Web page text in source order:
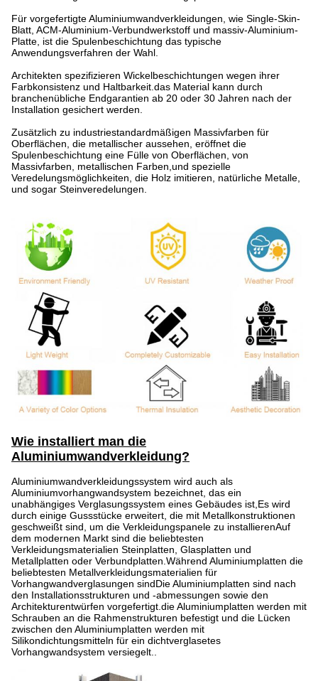
Für vorgefertigte Aluminiumwandverkleidungen, wie Single-Skin-
Blatt, ACM-Aluminium-Verbundwerkstoff und massiv-Aluminium-
Platte, ist die Spulenbeschichtung das typische
Anwendungsverfahren der Wahl.
Architekten spezifizieren Wickelbeschichtungen wegen ihrer
Farbkonsistenz und Haltbarkeit.das Material kann durch
branchenübliche Endgarantien ab 20 oder 30 Jahren nach der
Installation gesichert werden.
Zusätzlich zu industriestandardmäßigen Massivfarben für
Oberflächen, die metallischer aussehen, eröffnet die
Spulenbeschichtung eine Fülle von Oberflächen, von
Massivfarben, metallischen Farben,und spezielle
Veredelungsmöglichkeiten, die Holz imitieren, natürliche Metalle,
und sogar Steinveredelungen.
Wie installiert man die
Aluminiumwandverkleidung?
Aluminiumwandverkleidungssystem wird auch als
Aluminiumvorhangwandsystem bezeichnet, das ein
unabhängiges Verglasungssystem eines Gebäudes ist,Es wird
durch einige Gussstücke erweitert, die mit Metallkonstruktionen
geschweißt sind, um die Verkleidungspanele zu installierenAuf
dem modernen Markt sind die beliebtesten
Verkleidungsmaterialien Steinplatten, Glasplatten und
Metallplatten oder Verbundplatten.Während Aluminiumplatten die
beliebtesten Metallverkleidungsmaterialien für
Vorhangwandverglasungen sindDie Aluminiumplatten sind nach
den Installationsstrukturen und -abmessungen sowie den
Architekturentwürfen vorgefertigt.die Aluminiumplatten werden mit
Schrauben an die Rahmenstrukturen befestigt und die Lücken
zwischen den Aluminiumplatten werden mit
Silikondichtungsmitteln für ein dichtverglasetes
Vorhangwandsystem versiegelt..